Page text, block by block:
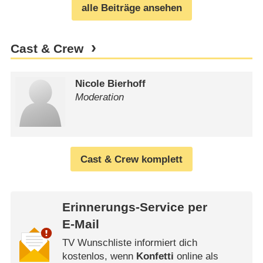
alle Beiträge ansehen
Cast & Crew
Nicole Bierhoff
Moderation
Cast & Crew komplett
Erinnerungs-Service per
E-Mail
TV Wunschliste informiert dich
kostenlos, wenn Konfetti online als